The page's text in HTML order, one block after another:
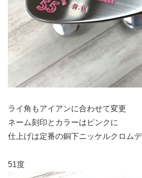
ライ角もアイアンに合わせて変更
ネーム刻印とカラーはピンクに
仕上げは定番の銅下ニッケルクロム
51度